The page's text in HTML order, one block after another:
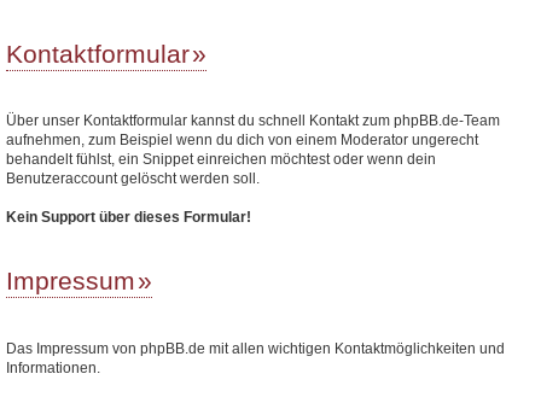
Kontaktformular
Über unser Kontaktformular kannst du schnell Kontakt zum phpBB.de-Team
aufnehmen, zum Beispiel wenn du dich von einem Moderator ungerecht
behandelt fühlst, ein Snippet einreichen möchtest oder wenn dein
Benutzeraccount gelöscht werden soll.
Kein Support über dieses Formular!
Impressum
Das Impressum von phpBB.de mit allen wichtigen Kontaktmöglichkeiten und
Informationen.